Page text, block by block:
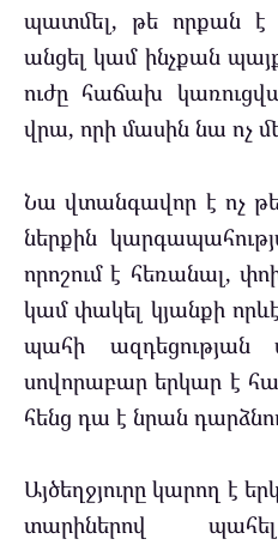
պատմել, թե որքան է
անցել կամ ինչքան
ուժը հաճախ
վրա, որի մասին նա ոչ
Նա վտանգավոր է ոչ թե
ներքին
որոշում է հեռանալ,
կամ փակել կյանքի
պահի ազդեցության
սովորաբար երկար է
հենց դա է նրան
Այծեղջյուրը կարող է
տարիներով պահել